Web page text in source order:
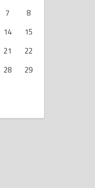
7
8
14
15
21
22
28
29